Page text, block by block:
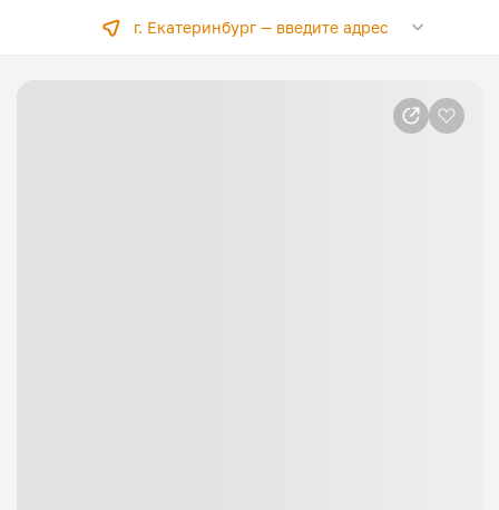
г. Екатеринбург —введите адрес